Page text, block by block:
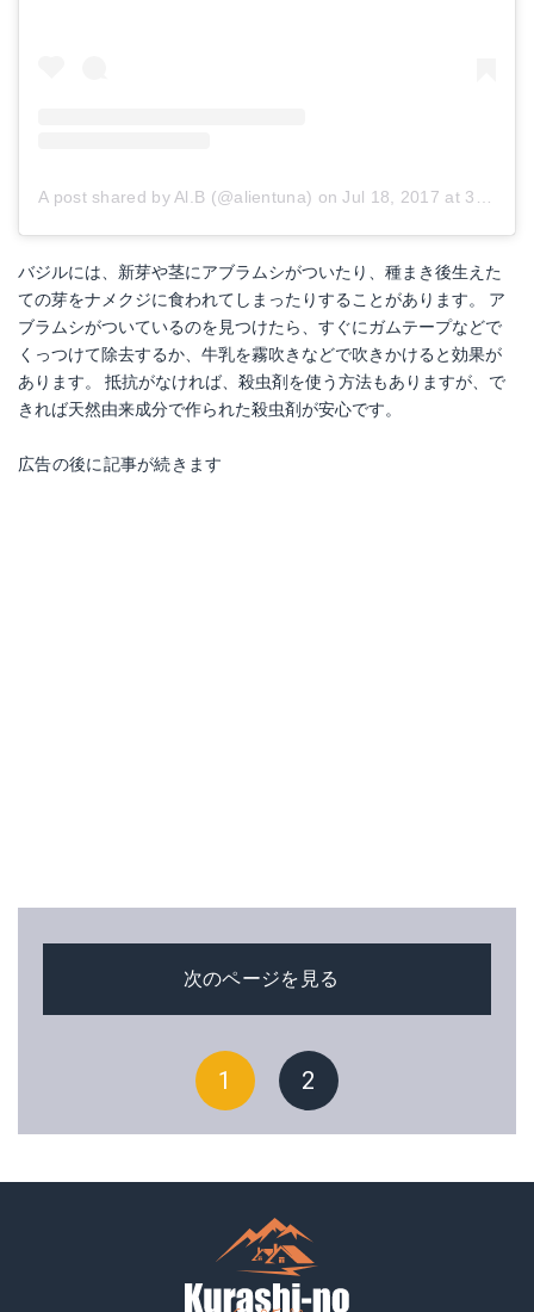
A post shared by Al.B (@alientuna) onJul 18, 2017 at 3:17pm PDT
バジルには、新芽や茎にアブラムシがついたり、種まき後生えた
ての芽をナメクジに食われてしまったりすることがあります。 ア
ブラムシがついているのを見つけたら、すぐにガムテープなどで
くっつけて除去するか、牛乳を霧吹きなどで吹きかけると効果が
あります。 抵抗がなければ、殺虫剤を使う方法もありますが、で
きれば天然由来成分で作られた殺虫剤が安心です。
広告の後に記事が続きます
次のページを見る
1 2